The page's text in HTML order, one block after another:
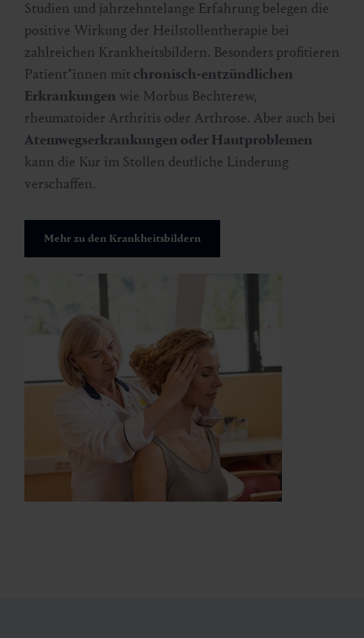
Studien und jahrzehntelange Erfahrung belegen die
positive Wirkung der Heilstollentherapie bei
zahlreichen Krankheitsbildern. Besonders profitieren
Patient*innen mitchronisch-entzündlichen
Erkrankungen wie Morbus Bechterew,
rheumatoider Arthritis oder Arthrose. Aber auch bei
Atemwegserkrankungen oder Hautproblemen
kann die Kur im Stollen deutliche Linderung
verschaffen.
Mehr zu den Krankheitsbildern